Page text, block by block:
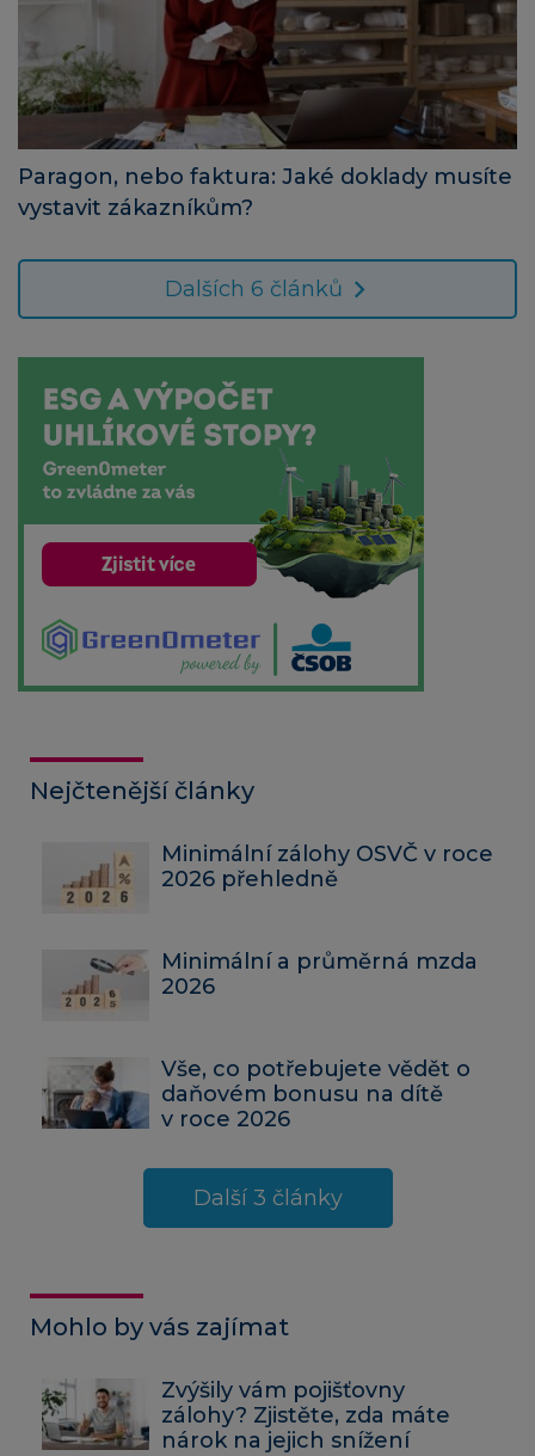
Paragon, nebo faktura: Jaké doklady musíte
vystavit zákazníkům?
Dalších 6 článků
Nejčtenější články
Minimální zálohy OSVČ v roce
2026 přehledně
Minimální a průměrná mzda
2026
Vše, co potřebujete vědět o
daňovém bonusu na dítě
v roce 2026
Další 3 články
Mohlo by vás zajímat
Zvýšily vám pojišťovny
zálohy? Zjistěte, zda máte
nárok na jejich snížení